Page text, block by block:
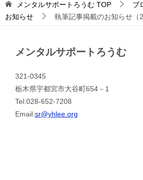
メンタルサポートろうむ TOP
ブ
お知らせ
執筆記事掲載のお知らせ（
メンタルサポートろうむ
321-0345
栃木県宇都宮市大谷町654－1
Tel:028-652-7208
Email:sr@yhlee.org